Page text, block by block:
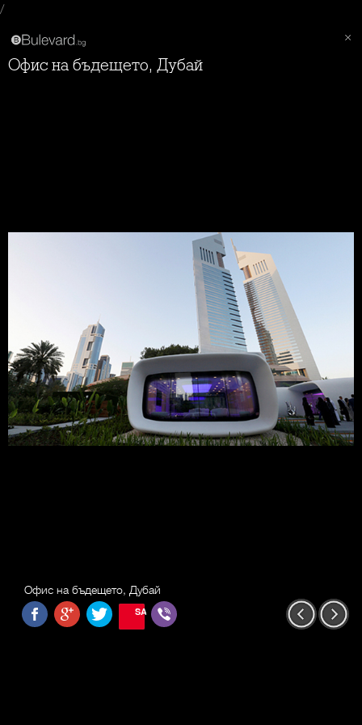
/
Офис на бъдещето, Дубай
Офис на бъдещето, Дубай
SAVE